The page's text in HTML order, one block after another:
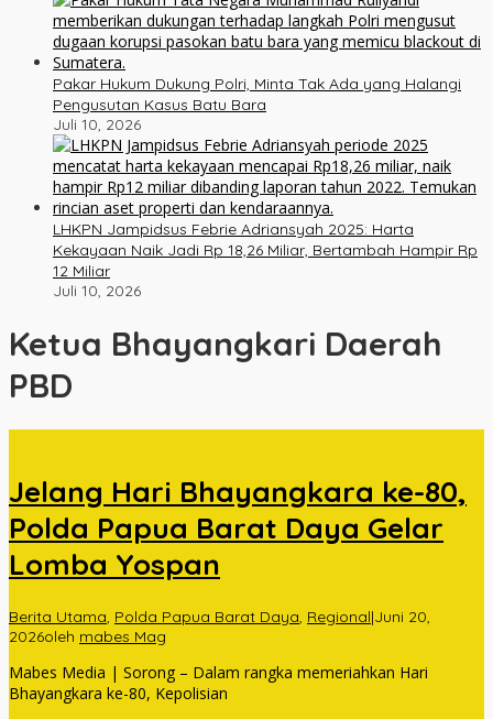
Pakar Hukum Dukung Polri, Minta Tak Ada yang Halangi
Pengusutan Kasus Batu Bara
Juli 10, 2026
LHKPN Jampidsus Febrie Adriansyah 2025: Harta
Kekayaan Naik Jadi Rp 18,26 Miliar, Bertambah Hampir Rp
12 Miliar
Juli 10, 2026
Ketua Bhayangkari Daerah
PBD
Jelang Hari Bhayangkara ke-80,
Polda Papua Barat Daya Gelar
Lomba Yospan
Berita Utama, Polda Papua Barat Daya, Regional|Juni 20,
2026oleh mabes Mag
Mabes Media | Sorong – Dalam rangka memeriahkan Hari
Bhayangkara ke-80, Kepolisian